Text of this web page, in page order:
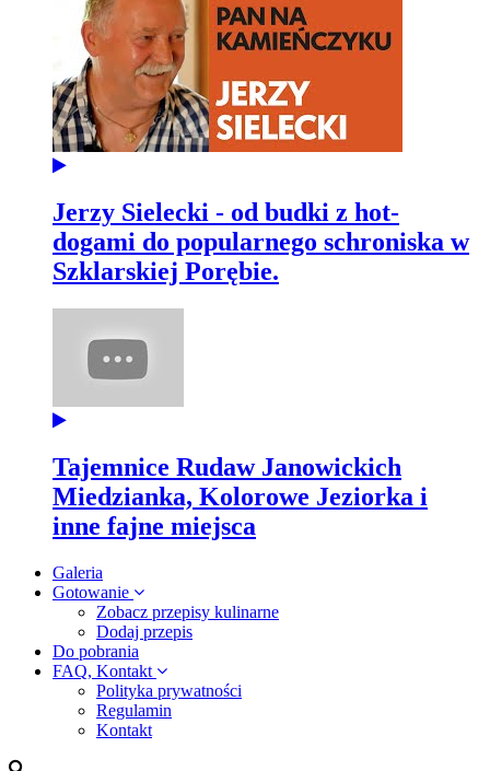
Jerzy Sielecki - od budki z hot-
dogami do popularnego schroniska w
Szklarskiej Porębie.
Tajemnice Rudaw Janowickich
Miedzianka, Kolorowe Jeziorka i
inne fajne miejsca
Galeria
Gotowanie
Zobacz przepisy kulinarne
Dodaj przepis
Do pobrania
FAQ, Kontakt
Polityka prywatności
Regulamin
Kontakt